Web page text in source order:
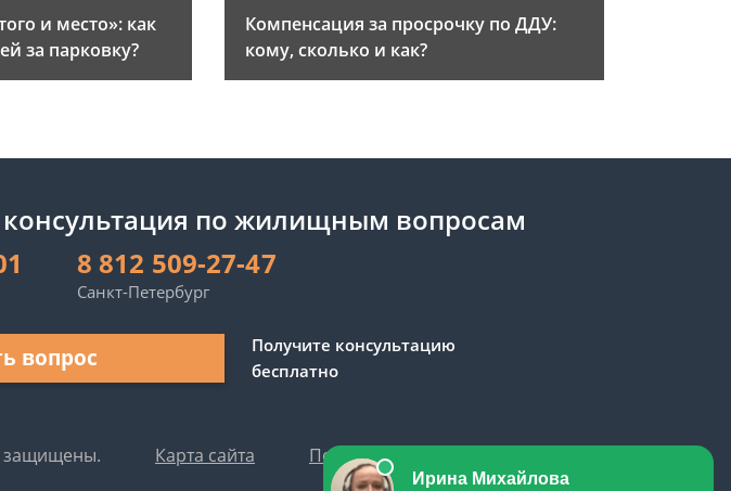
и место»: как
за парковку?
Компенсация за просрочку по ДДУ:
кому, сколько и как?
по жилищным вопросам
8 812 509-27-47
Санкт-Петербург
вопрос
Получите консультацию
бесплатно
защищены. Карта сайта Политика персональных данных